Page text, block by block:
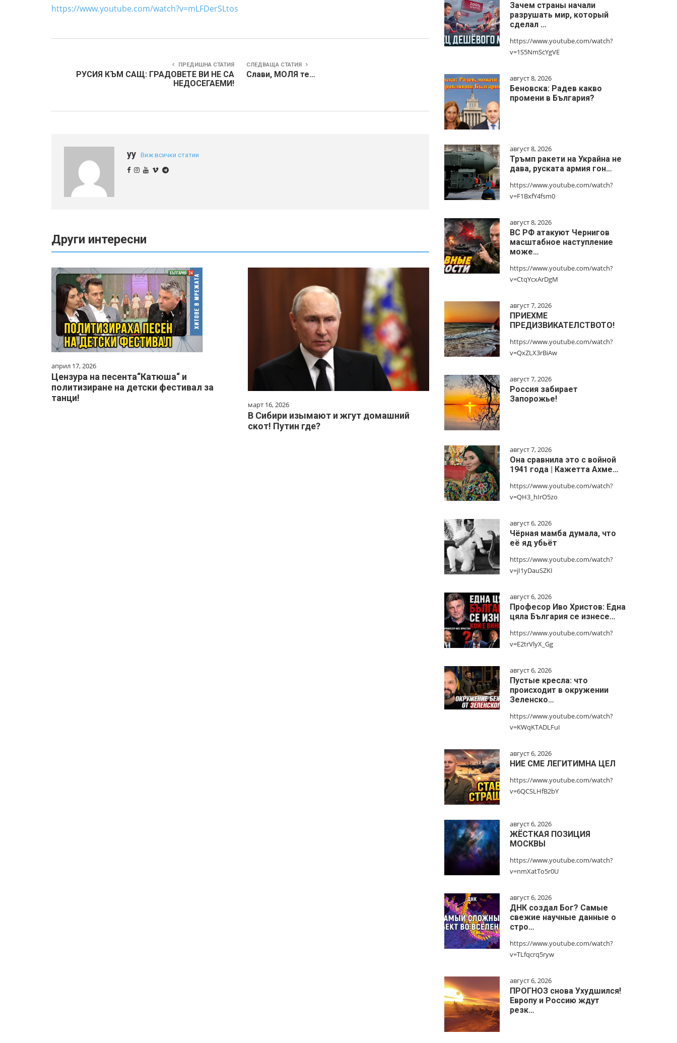
https://www.youtube.com/watch?v=mLFDerSLtos
ПРЕДИШНА СТАТИЯ
РУСИЯ КЪМ САЩ: ГРАДОВЕТЕ ВИ НЕ СА
НЕДОСЕГАЕМИ!
СЛЕДВАЩА СТАТИЯ
Слави, МОЛЯ те…
yy Виж всички статии
Други интересни
април 17, 2026
Цензура на песента“Катюша“ и
политизиране на детски фестивал за
танци!
март 16, 2026
В Сибири изымают и жгут домашний
скот! Путин где?
Зачем страны начали
разрушать мир, который
сделал …
https://www.youtube.com/watch?
v=1S5NmScYgVE
август 8, 2026
Беновска: Радев какво
промени в България?
август 8, 2026
Тръмп ракети на Украйна не
дава, руската армия гон…
https://www.youtube.com/watch?
v=F1BxfY4fsm0
август 8, 2026
ВС РФ атакуют Чернигов
масштабное наступление
може…
https://www.youtube.com/watch?
v=CtqYcxArDgM
август 7, 2026
ПРИЕХМЕ
ПРЕДИЗВИКАТЕЛСТВОТО!
https://www.youtube.com/watch?
v=QxZLX3rBiAw
август 7, 2026
Россия забирает
Запорожье!
август 7, 2026
Она сравнила это с войной
1941 года | Кажетта Ахме…
https://www.youtube.com/watch?
v=QH3_hIrO5zo
август 6, 2026
Чёрная мамба думала, что
её яд убьёт
https://www.youtube.com/watch?
v=jI1yDauSZKI
август 6, 2026
Професор Иво Христов: Една
цяла България се изнесе…
https://www.youtube.com/watch?
v=E2trVlyX_Gg
август 6, 2026
Пустые кресла: что
происходит в окружении
Зеленско…
https://www.youtube.com/watch?
v=KWqKTADLFuI
август 6, 2026
НИЕ СМЕ ЛЕГИТИМНА ЦЕЛ
https://www.youtube.com/watch?
v=6QCSLHfB2bY
август 6, 2026
ЖЁСТКАЯ ПОЗИЦИЯ
МОСКВЫ
https://www.youtube.com/watch?
v=nmXatTo5r0U
август 6, 2026
ДНК создал Бог? Самые
свежие научные данные о
стро…
https://www.youtube.com/watch?
v=TLfqcrq5ryw
август 6, 2026
ПРОГНОЗ снова Ухудшился!
Европу и Россию ждут
резк…